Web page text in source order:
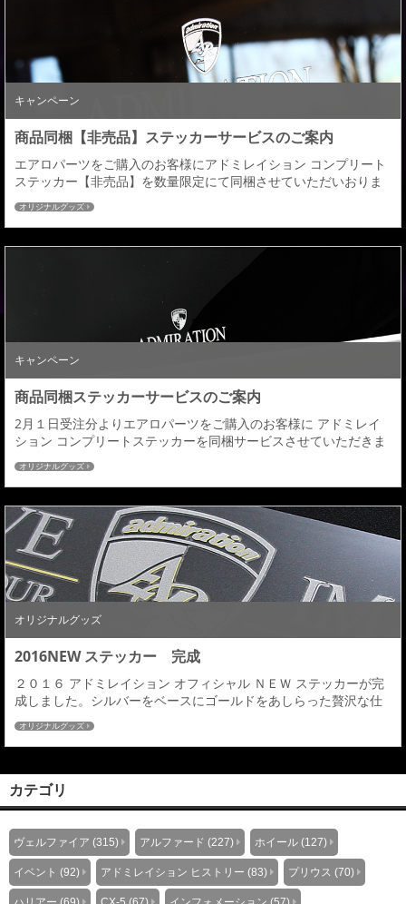
キャンペーン
商品同梱【非売品】ステッカーサービスのご案内
エアロパーツをご購入のお客様にアドミレイション コンプリート
ステッカー【非売品】を数量限定にて同梱させていただいおりま
すサービスですがご好評につき追加分が本日入荷しましたのでサ
ービスの再開をさせていただきます。 同梱条件：エアロパーツ３
点ＫＩＴ（フロント＋サイド＋リヤ）同時注文分に限り ※サイド
ステップの商品設定がない車種につきましてはフロント+リアの2
点での同梱となります。ゴールド色のＣＯＭＰＬ...
オリジナルグッズ
キャンペーン
商品同梱ステッカーサービスのご案内
2月１日受注分よりエアロパーツをご購入のお客様に アドミレイ
ション コンプリートステッカーを同梱サービスさせていただきま
す。 同梱条件：エアロパーツ３点ＫＩＴ（フロント＋サイド＋リ
ヤ）同時注文分に限り ※サイドステップの商品設定がない車種に
つきましてはフロント+リアの2点での同梱となります。 ２０１６
新デザインのステッカーとなりゴールド色のＣＯＭＰＬＥＴＥを
あしらったオフィシャルステッカーになりま...
オリジナルグッズ
オリジナルグッズ
2016NEW ステッカー 完成
２０１６ アドミレイション オフィシャル ＮＥＷ ステッカーが完
成しました。シルバーをベースにゴールドをあしらった贅沢な仕
様となっています。 １２日（火）より受注開始いたしますので皆
さまどうぞ宜しくお願い致します。 ≫価格詳細はこちら
オリジナルグッズ
カテゴリ
ヴェルファイア (315) アルファード (227) ホイール (127)
イベント (92) アドミレイション ヒストリー (83) プリウス (70)